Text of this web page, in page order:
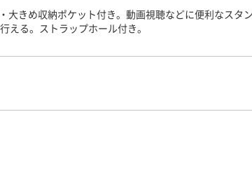
大きめ収納ポケット付き。動画視聴などに便利なスタン
える。ストラップホール付き。